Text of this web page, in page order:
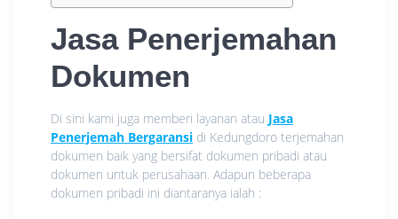
Jasa Penerjemahan
Dokumen
Di sini kami juga memberi layanan atau Jasa
Penerjemah Bergaransi di Kedungdoro terjemahan
dokumen baik yang bersifat dokumen pribadi atau
dokumen untuk perusahaan. Adapun beberapa
dokumen pribadi ini diantaranya ialah :